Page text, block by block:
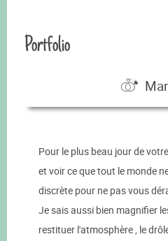
Portfolio
Pour le plus beau jour de
et voir ce que tout le monde
discrète pour ne pas vous
Je sais aussi bien magnifier
restituer l'atmosphère , le